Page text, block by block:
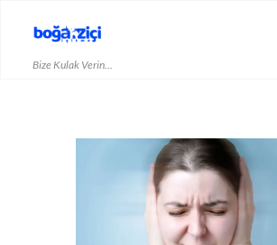
Bize Kulak Verin...